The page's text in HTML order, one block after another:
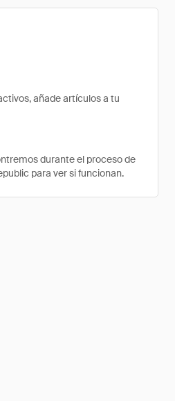
añade artículos a tu
durante el proceso de
para ver si funcionan.